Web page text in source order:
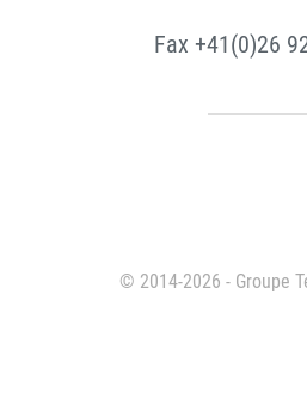
Fax +41(0)26
© 2014-2026 - Groupe